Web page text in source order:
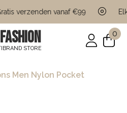
verzenden vanaf €99
STORE
0
Men Nylon Pocket